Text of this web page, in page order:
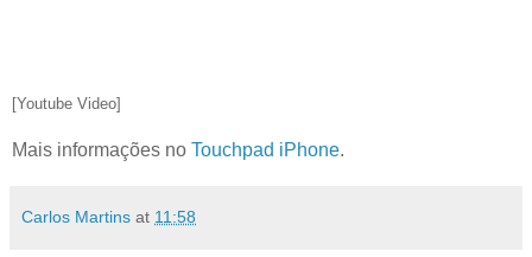
[Youtube Video]
Mais informações no Touchpad iPhone.
Carlos Martins at 11:58